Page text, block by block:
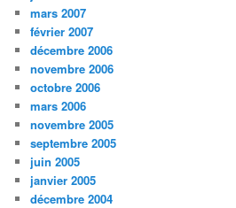
mars 2007
février 2007
décembre 2006
novembre 2006
octobre 2006
mars 2006
novembre 2005
septembre 2005
juin 2005
janvier 2005
décembre 2004